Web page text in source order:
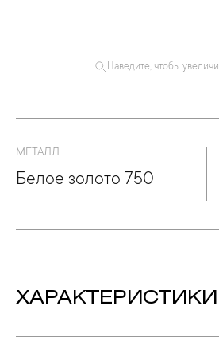
Наведите, чтобы
МЕТАЛЛ
Белое золото 750
ХАРАКТЕРИСТИКИ